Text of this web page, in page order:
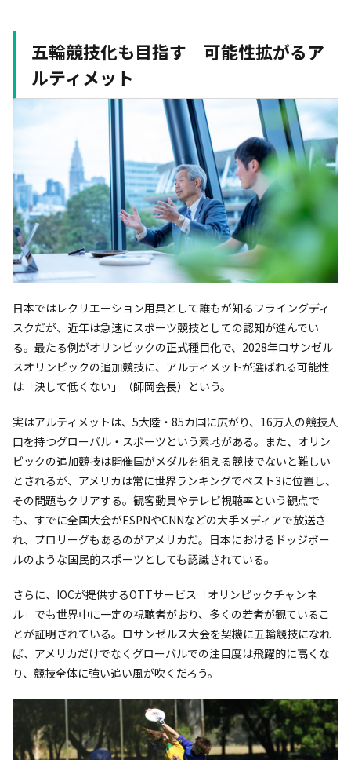
五輪競技化も目指す 可能性拡がるア
ルティメット
日本ではレクリエーション用具として誰もが知るフライングディ
スクだが、近年は急速にスポーツ競技としての認知が進んでい
る。最たる例がオリンピックの正式種目化で、2028年ロサンゼル
スオリンピックの追加競技に、アルティメットが選ばれる可能性
は「決して低くない」（師岡会長）という。
実はアルティメットは、5大陸・85カ国に広がり、16万人の競技人
口を持つグローバル・スポーツという素地がある。また、オリン
ピックの追加競技は開催国がメダルを狙える競技でないと難しい
とされるが、アメリカは常に世界ランキングでベスト3に位置し、
その問題もクリアする。観客動員やテレビ視聴率という観点で
も、すでに全国大会がESPNやCNNなどの大手メディアで放送さ
れ、プロリーグもあるのがアメリカだ。日本におけるドッジボー
ルのような国民的スポーツとしても認識されている。
さらに、IOCが提供するOTTサービス「オリンピックチャンネ
ル」でも世界中に一定の視聴者がおり、多くの若者が観ているこ
とが証明されている。ロサンゼルス大会を契機に五輪競技になれ
ば、アメリカだけでなくグローバルでの注目度は飛躍的に高くな
り、競技全体に強い追い風が吹くだろう。